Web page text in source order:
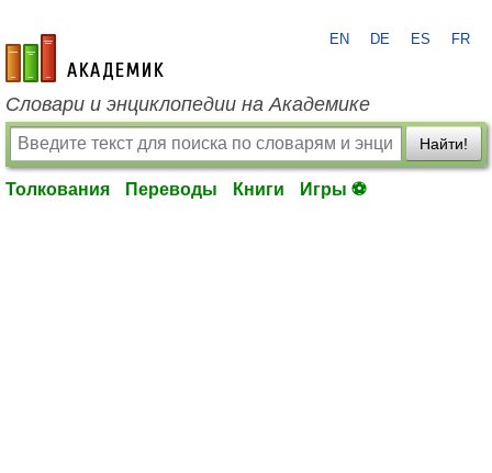
academic.ru
EN DE ES FR
Словари и энциклопедии на Академике
Найти!
Толкования Переводы Книги Игры ⚽